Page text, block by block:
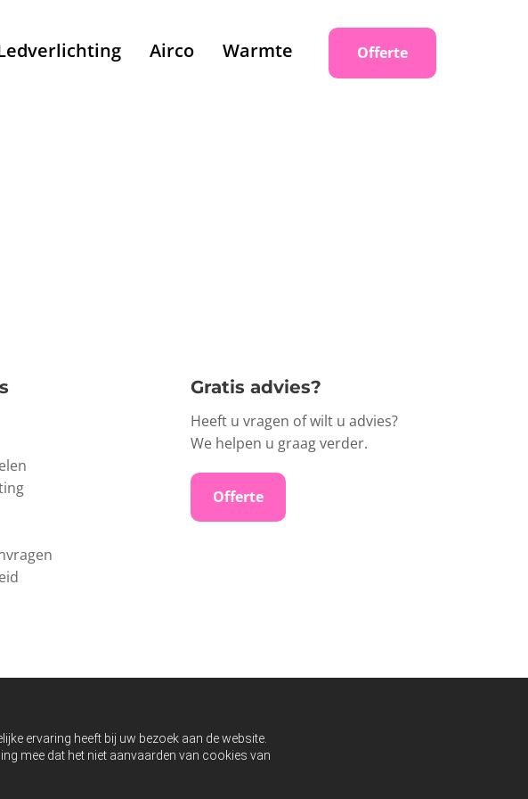
ervaring heeft bij uw bezoek aan de website.
mee dat het niet aanvaarden van cookies van
Offerte
Airco Warmte
Gratis advies?
Heeft u vragen of wilt u advies?
We helpen u graag verder.
Offerte